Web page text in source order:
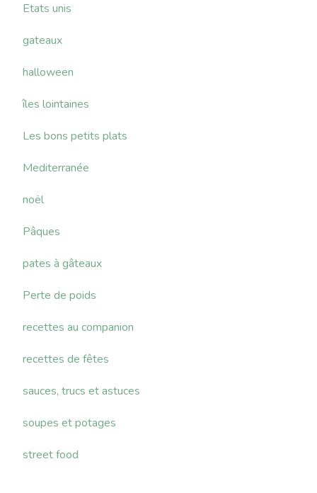
Etats unis
gateaux
halloween
îles lointaines
Les bons petits plats
Mediterranée
noël
Pâques
pates à gâteaux
Perte de poids
recettes au companion
recettes de fêtes
sauces, trucs et astuces
soupes et potages
street food